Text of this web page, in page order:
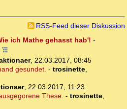
RSS-Feed dieser Diskussion
ich Mathe gehasst hab'! -
, 22.03.2017, 08:45
gesundet. - trosinette,
, 22.03.2017, 11:23
These. - trosinette,